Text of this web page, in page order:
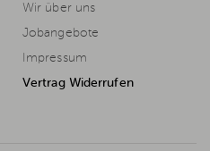
Wir über uns
Jobangebote
Impressum
Vertrag Widerrufen